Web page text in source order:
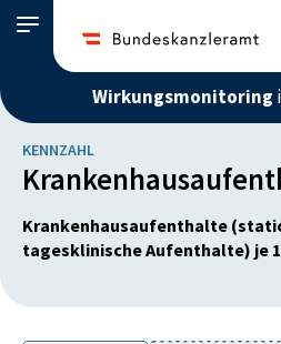
Wirkungsmonitoring
KENNZAHL
Krankenhausaufenthalte
tagesklinische Aufenthalte) je